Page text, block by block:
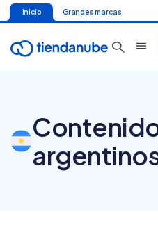
Inicio Grandes marcas